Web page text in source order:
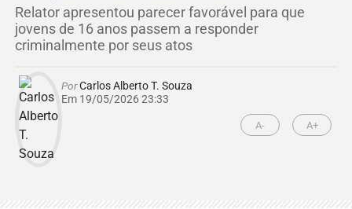
Relator apresentou parecer favorável para que
jovens de 16 anos passem a responder
criminalmente por seus atos
PorCarlos Alberto T. Souza
Em 19/05/2026 23:33
A- A+